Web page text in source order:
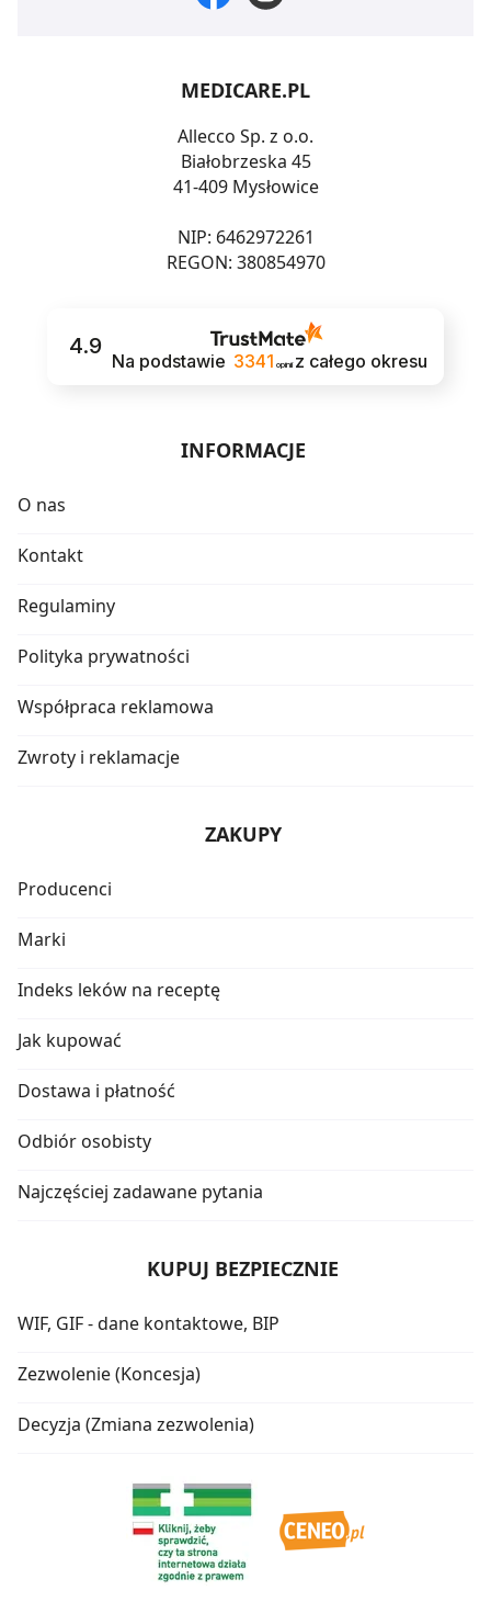
MEDICARE.PL
Allecco Sp. z o.o.
Białobrzeska 45
41-409 Mysłowice
NIP: 6462972261
REGON: 380854970
4.9
Na podstawie 3341 opinii z całego okresu
INFORMACJE
O nas
Kontakt
Regulaminy
Polityka prywatności
Współpraca reklamowa
Zwroty i reklamacje
ZAKUPY
Producenci
Marki
Indeks leków na receptę
Jak kupować
Dostawa i płatność
Odbiór osobisty
Najczęściej zadawane pytania
KUPUJ BEZPIECZNIE
WIF, GIF - dane kontaktowe, BIP
Zezwolenie (Koncesja)
Decyzja (Zmiana zezwolenia)